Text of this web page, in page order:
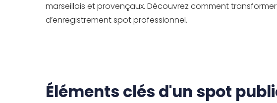
marseillais et provençaux. Découvrez comment
d’enregistrement spot professionnel.
Éléments clés d'un spot